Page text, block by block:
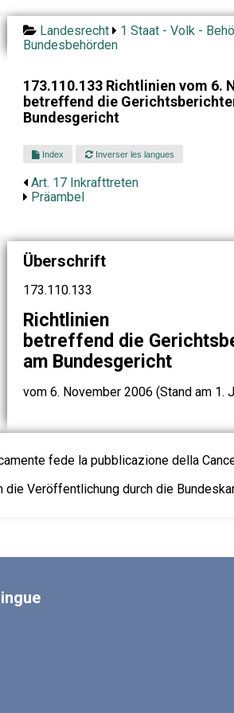
Landesrecht 1 Staat - Volk -
Bundesbehörden
173.110.133 Richtlinien vom 6.
betreffend die
Bundesgericht
Index Inverser les langues
Art. 17 Inkrafttreten
Präambel
Überschrift
173.110.133
Richtlinien
betreffend die
am Bundesgericht
vom 6. November 2006 (Stand am 1.
fede la pubblicazione della
Veröffentlichung durch die